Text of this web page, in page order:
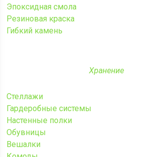
Эпоксидная смола
Резиновая краска
Гибкий камень
Хранение
Стеллажи
Гардеробные системы
Настенные полки
Обувницы
Вешалки